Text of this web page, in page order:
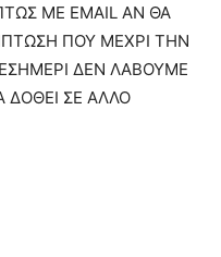
ΜΕ EMAIL AN ΘΑ
ΠΟΥ ΜΕΧΡΙ ΤΗΝ
ΔΕΝ ΛΑΒΟΥΜΕ
ΣΕ ΑΛΛΟ